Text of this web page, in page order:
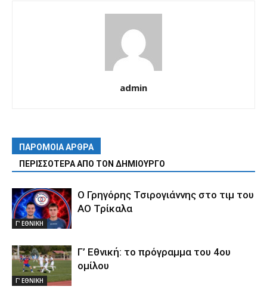
admin
ΠΑΡΟΜΟΙΑ ΑΡΘΡΑ
ΠΕΡΙΣΣΟΤΕΡΑ ΑΠΟ ΤΟΝ ΔΗΜΙΟΥΡΓΟ
Γ' ΕΘΝΙΚΗ
Ο Γρηγόρης Τσιρογιάννης στο τιμ του
ΑΟ Τρίκαλα
Γ' ΕΘΝΙΚΗ
Γ’ Εθνική: το πρόγραμμα του 4ου
ομίλου